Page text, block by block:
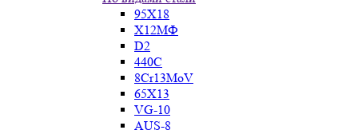
95Х18
Х12МФ
D2
440C
8Cr13MoV
65Х13
VG-10
AUS-8